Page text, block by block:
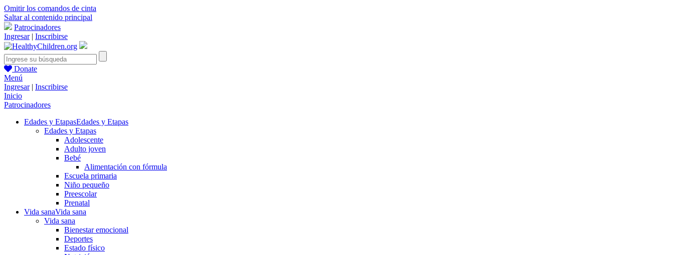
Omitir los comandos de cinta
Saltar al contenido principal
Patrocinadores
Ingresar| Inscribirse
Donate
Menú
Ingresar| Inscribirse
Inicio
Patrocinadores
Edades y EtapasEdades y Etapas
Edades y Etapas
Adolescente
Adulto joven
Bebé
Alimentación con fórmula
Escuela primaria
Niño pequeño
Preescolar
Prenatal
Vida sanaVida sana
Vida sana
Bienestar emocional
Deportes
Estado físico